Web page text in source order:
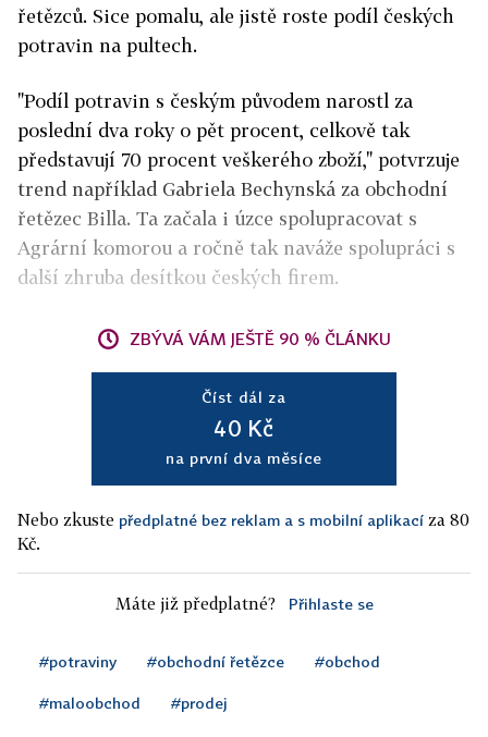
řetězců. Sice pomalu, ale jistě roste podíl českých
potravin na pultech.
"Podíl potravin s českým původem narostl za
poslední dva roky o pět procent, celkově tak
představují 70 procent veškerého zboží," potvrzuje
trend například Gabriela Bechynská za obchodní
řetězec Billa. Ta začala i úzce spolupracovat s
Agrární komorou a ročně tak naváže spolupráci s
další zhruba desítkou českých firem.
ZBÝVÁ VÁM JEŠTĚ 90 % ČLÁNKU
Číst dál za
40 Kč
na první dva měsíce
Nebo zkuste předplatné bez reklam a s mobilní aplikací za 80
Kč.
Máte již předplatné? Přihlaste se
#potraviny #obchodní řetězce #obchod
#maloobchod #prodej